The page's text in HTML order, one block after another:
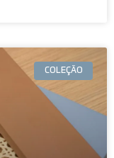
COLEÇÃO